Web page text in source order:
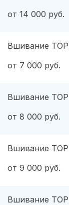
от 14 000 руб.
Вшивание
от 7 000 руб.
Вшивание
от 8 000 руб.
Вшивание
от 9 000 руб.
Вшивание